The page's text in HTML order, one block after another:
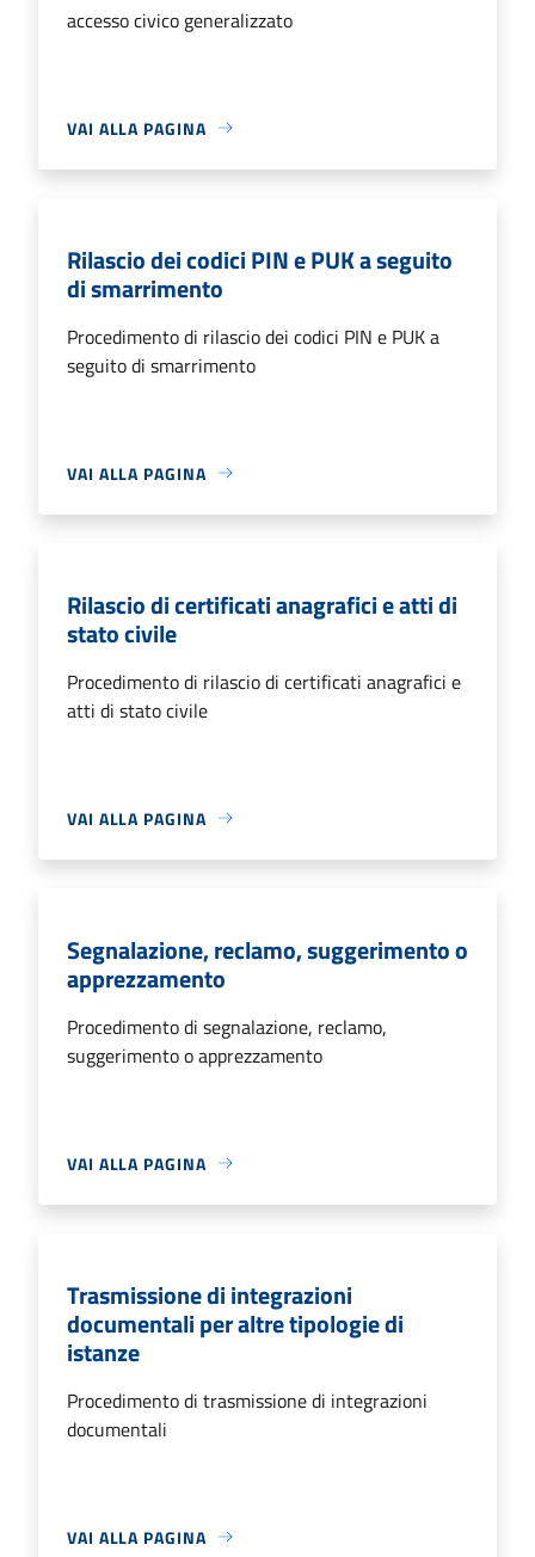
accesso civico generalizzato
VAI ALLA PAGINA
Rilascio dei codici PIN e PUK a seguito
di smarrimento
Procedimento di rilascio dei codici PIN e PUK a
seguito di smarrimento
VAI ALLA PAGINA
Rilascio di certificati anagrafici e atti di
stato civile
Procedimento di rilascio di certificati anagrafici e
atti di stato civile
VAI ALLA PAGINA
Segnalazione, reclamo, suggerimento o
apprezzamento
Procedimento di segnalazione, reclamo,
suggerimento o apprezzamento
VAI ALLA PAGINA
Trasmissione di integrazioni
documentali per altre tipologie di
istanze
Procedimento di trasmissione di integrazioni
documentali
VAI ALLA PAGINA